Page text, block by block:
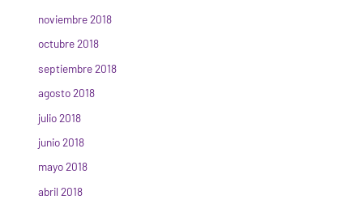
noviembre 2018
octubre 2018
septiembre 2018
agosto 2018
julio 2018
junio 2018
mayo 2018
abril 2018